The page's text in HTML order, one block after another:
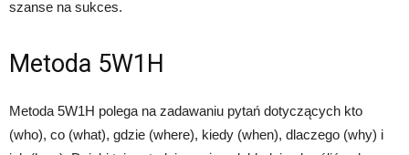
szanse na sukces.
Metoda 5W1H
Metoda 5W1H polega na zadawaniu pytań dotyczących kto
(who), co (what), gdzie (where), kiedy (when), dlaczego (why) i